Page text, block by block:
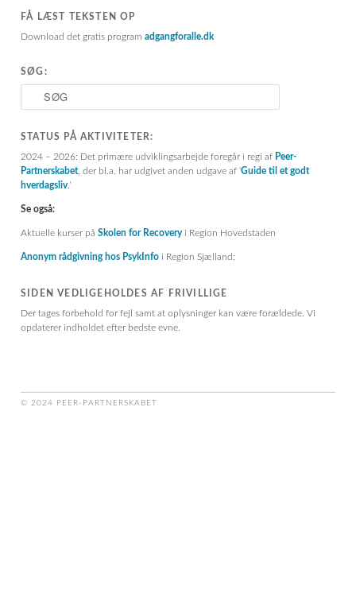
FÅ LÆST TEKSTEN OP
Download det gratis program adgangforalle.dk
SØG:
STATUS PÅ AKTIVITETER:
2024 – 2026: Det primære udviklingsarbejde foregår i regi af Peer-
Partnerskabet, der bl.a. har udgivet anden udgave af ‘Guide til et godt
hverdagsliv.’
Se også:
Aktuelle kurser på Skolen for Recoveryi Region Hovedstaden
Anonym rådgivning hos PsykInfo i Region Sjælland:
SIDEN VEDLIGEHOLDES AF FRIVILLIGE
Der tages forbehold for fejl samt at oplysninger kan være forældede. Vi
opdaterer indholdet efter bedste evne.
© 2024 PEER-PARTNERSKABET